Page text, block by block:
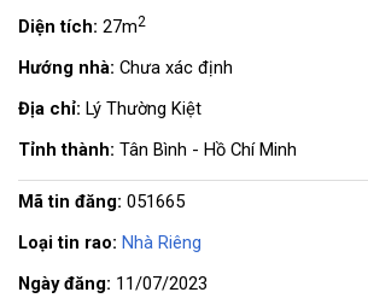
Diện tích: 27m2
Hướng nhà: Chưa xác định
Địa chỉ: Lý Thường Kiệt
Tỉnh thành: Tân Bình - Hồ Chí Minh
Mã tin đăng: 051665
Loại tin rao: Nhà Riêng
Ngày đăng: 11/07/2023